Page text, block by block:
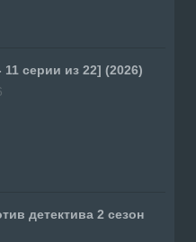
11 серии из 22] (2026)
детектива 2 сезон